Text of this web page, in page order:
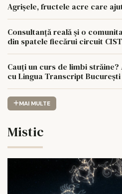
Agrișele, fructele acre care
Consultanță reală și o
din spatele fiecărui circuit
Cauți un curs de limbi
cu Lingua Transcript București
MAI MULTE
Mistic